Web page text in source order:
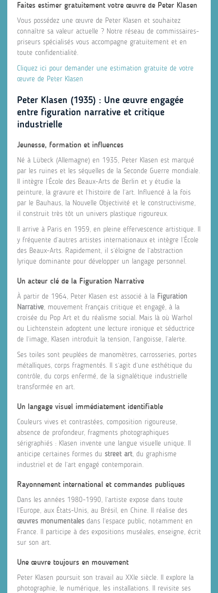
Faites estimer gratuitement votre œuvre de Peter Klasen
Vous possédez une œuvre de Peter Klasen et souhaitez
connaître sa valeur actuelle ? Notre réseau de commissaires-
priseurs spécialisés vous accompagne gratuitement et en
toute confidentialité.
Cliquez ici pour demander une estimation gratuite de votre
œuvre de Peter Klasen
Peter Klasen (1935) : Une œuvre engagée
entre figuration narrative et critique
industrielle
Jeunesse, formation et influences
Né à Lübeck (Allemagne) en 1935, Peter Klasen est marqué
par les ruines et les séquelles de la Seconde Guerre mondiale.
Il intègre l’École des Beaux-Arts de Berlin et y étudie la
peinture, la gravure et l’histoire de l’art. Influencé à la fois
par le Bauhaus, la Nouvelle Objectivité et le constructivisme,
il construit très tôt un univers plastique rigoureux.
Il arrive à Paris en 1959, en pleine effervescence artistique. Il
y fréquente d’autres artistes internationaux et intègre l’École
des Beaux-Arts. Rapidement, il s’éloigne de l’abstraction
lyrique dominante pour développer un langage personnel.
Un acteur clé de la Figuration Narrative
À partir de 1964, Peter Klasen est associé à la Figuration
Narrative, mouvement français critique et engagé, à la
croisée du Pop Art et du réalisme social. Mais là où Warhol
ou Lichtenstein adoptent une lecture ironique et séductrice
de l’image, Klasen introduit la tension, l’angoisse, l’alerte.
Ses toiles sont peuplées de manomètres, carrosseries, portes
métalliques, corps fragmentés. Il s’agit d’une esthétique du
contrôle, du corps enfermé, de la signalétique industrielle
transformée en art.
Un langage visuel immédiatement identifiable
Couleurs vives et contrastées, composition rigoureuse,
absence de profondeur, fragments photographiques
sérigraphiés : Klasen invente une langue visuelle unique. Il
anticipe certaines formes du street art, du graphisme
industriel et de l’art engagé contemporain.
Rayonnement international et commandes publiques
Dans les années 1980-1990, l’artiste expose dans toute
l’Europe, aux États-Unis, au Brésil, en Chine. Il réalise des
œuvres monumentales dans l’espace public, notamment en
France. Il participe à des expositions muséales, enseigne, écrit
sur son art.
Une œuvre toujours en mouvement
Peter Klasen poursuit son travail au XXIe siècle. Il explore la
photographie, le numérique, les installations. Il revisite ses